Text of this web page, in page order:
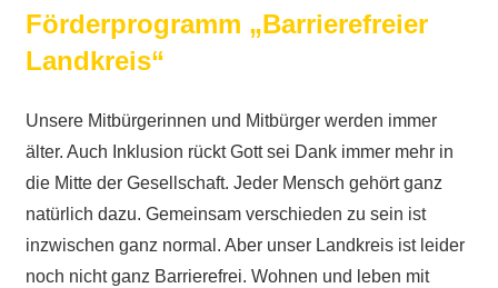
Förderprogramm „Barrierefreier
Landkreis“
Unsere Mitbürgerinnen und Mitbürger werden immer
älter. Auch Inklusion rückt Gott sei Dank immer mehr in
die Mitte der Gesellschaft. Jeder Mensch gehört ganz
natürlich dazu. Gemeinsam verschieden zu sein ist
inzwischen ganz normal. Aber unser Landkreis ist leider
noch nicht ganz Barrierefrei. Wohnen und leben mit